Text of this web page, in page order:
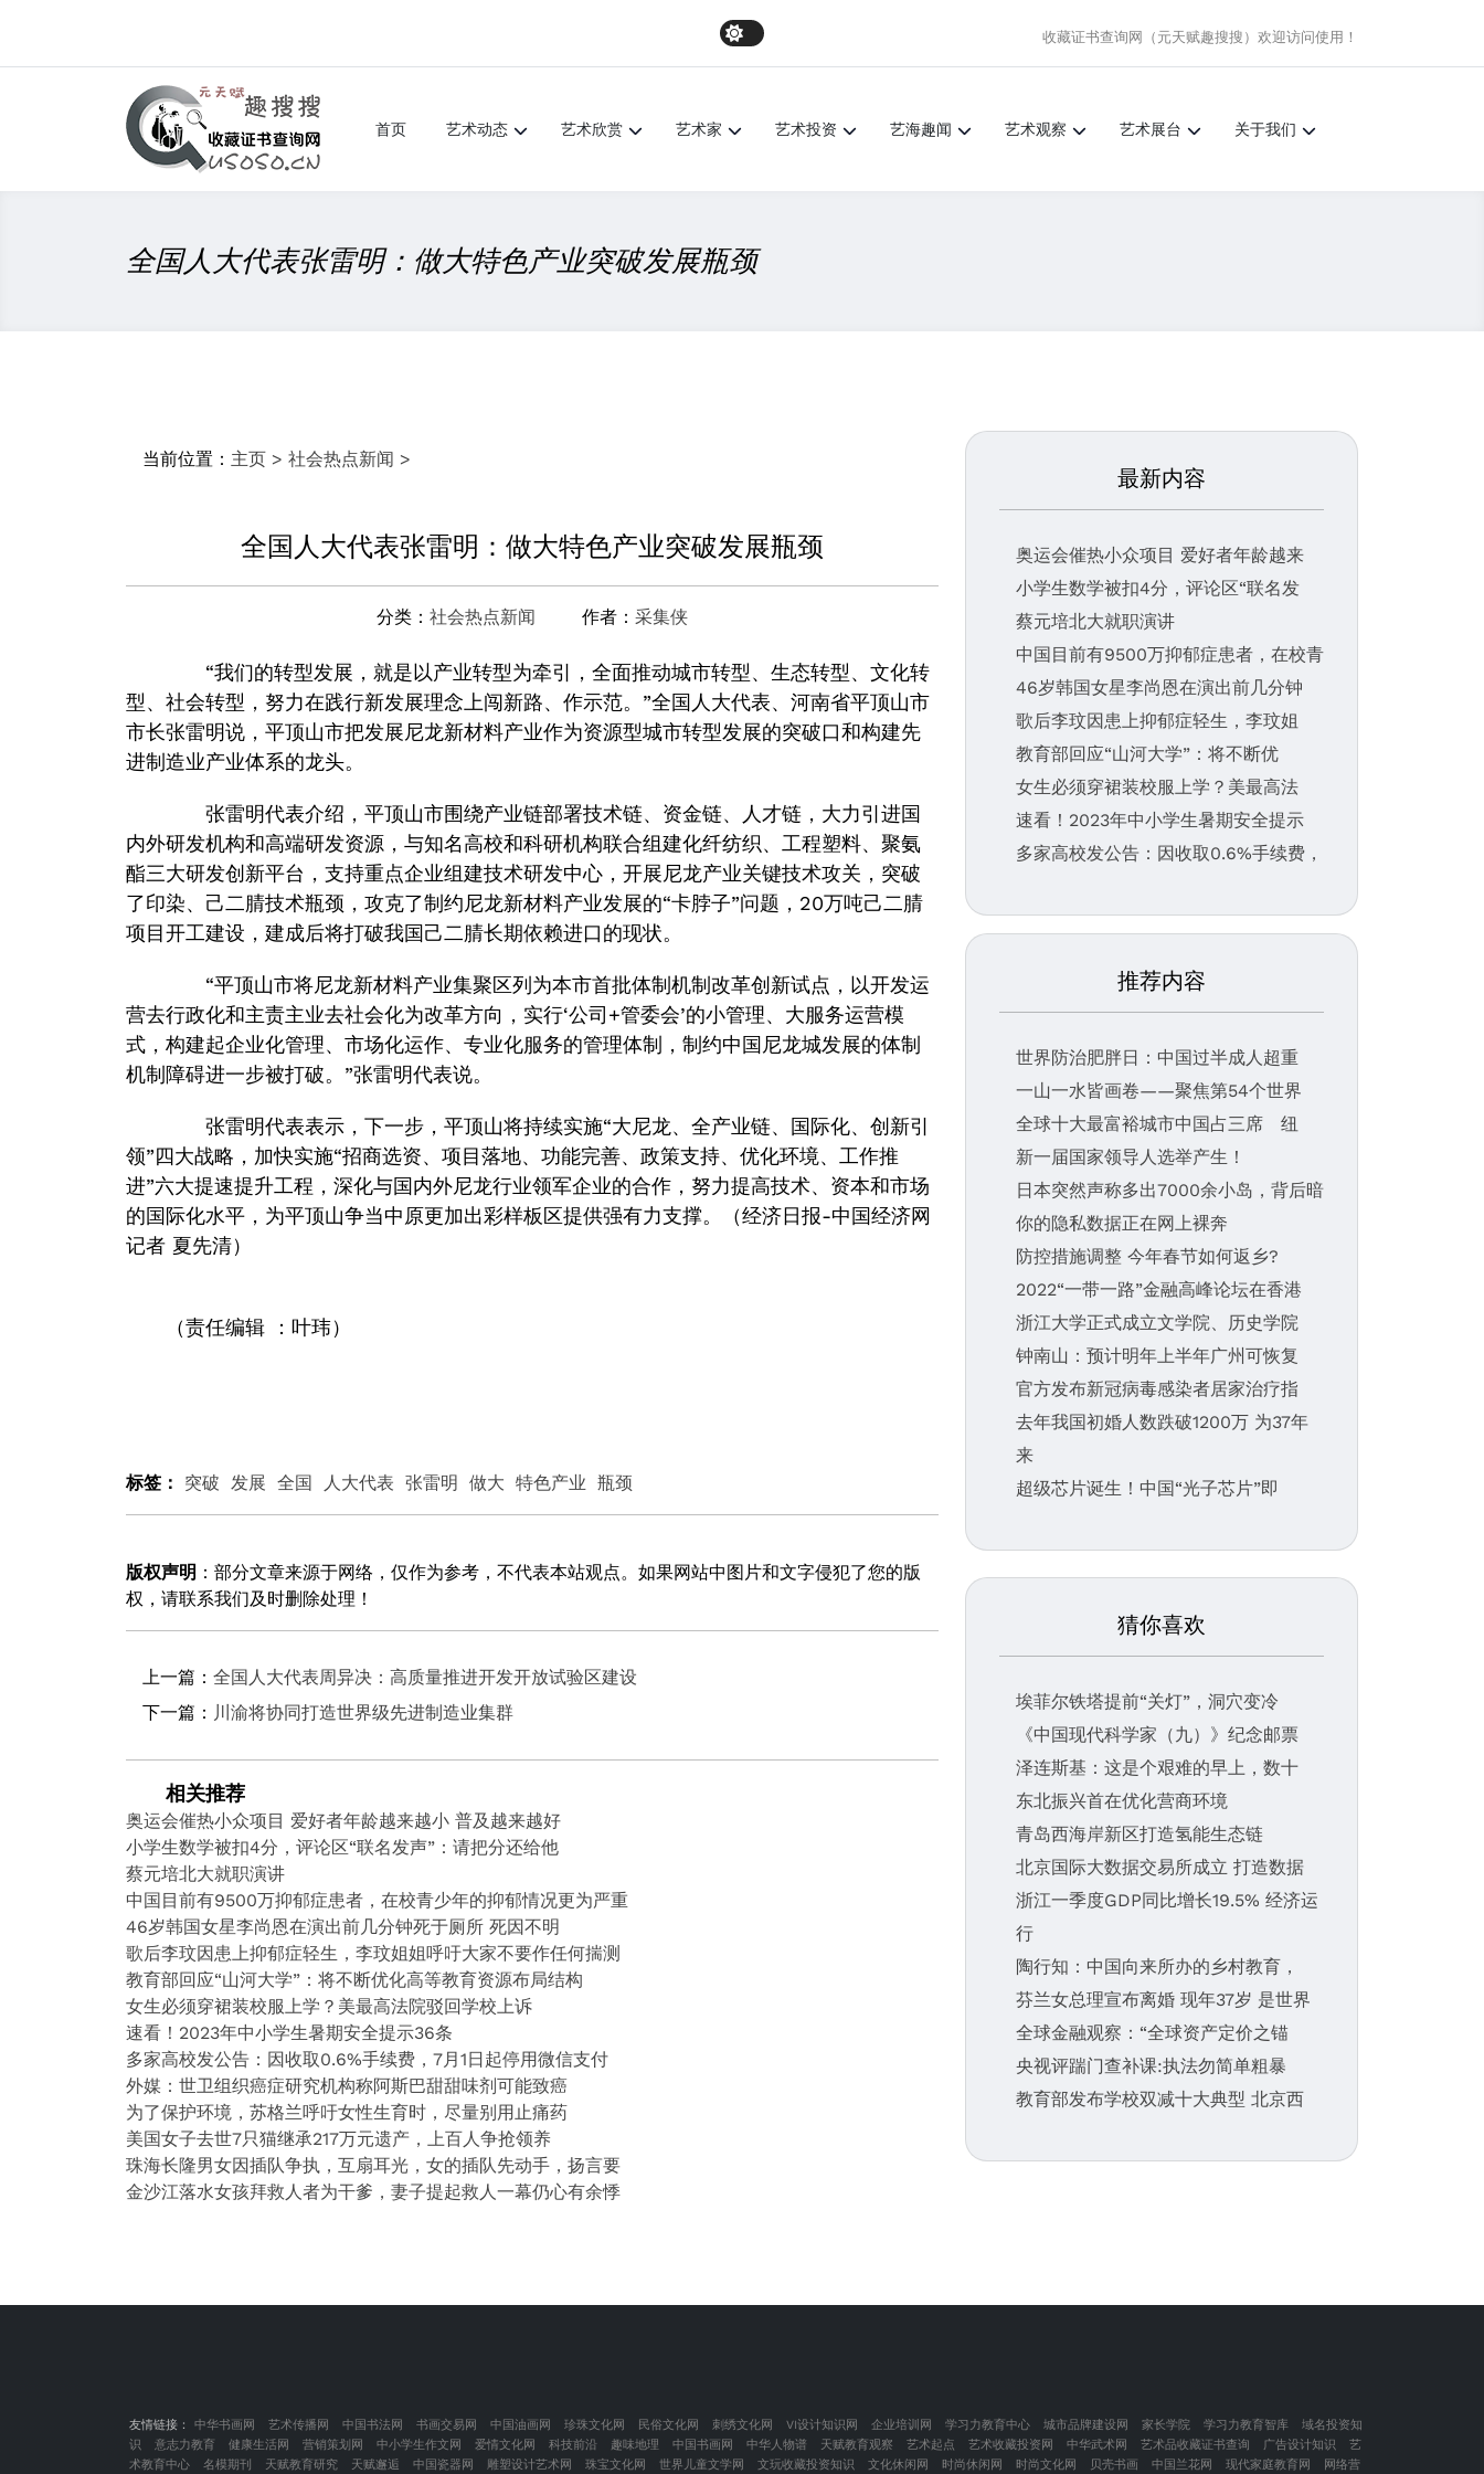
收藏证书查询网（元天赋趣搜搜） 欢迎访问使用！
首页 艺术动态 艺术欣赏 艺术家 艺术投资 艺海趣闻 艺术观察 艺术展台 关于我们
全国人大代表张雷明：做大特色产业突破发展瓶颈
当前位置： 主页 > 社会热点新闻 >
全国人大代表张雷明：做大特色产业突破发展瓶颈
分类： 社会热点新闻 作者： 采集侠
“我们的转型发展，就是以产业转型为牵引，全面推动城市转型、生态转型、文化转
型、社会转型，努力在践行新发展理念上闯新路、作示范。”全国人大代表、河南省平顶山市
市长张雷明说，平顶山市把发展尼龙新材料产业作为资源型城市转型发展的突破口和构建先
进制造业产业体系的龙头。
张雷明代表介绍，平顶山市围绕产业链部署技术链、资金链、人才链，大力引进国
内外研发机构和高端研发资源，与知名高校和科研机构联合组建化纤纺织、工程塑料、聚氨
酯三大研发创新平台，支持重点企业组建技术研发中心，开展尼龙产业关键技术攻关，突破
了印染、己二腈技术瓶颈，攻克了制约尼龙新材料产业发展的“卡脖子”问题，20万吨己二腈
项目开工建设，建成后将打破我国己二腈长期依赖进口的现状。
“平顶山市将尼龙新材料产业集聚区列为本市首批体制机制改革创新试点，以开发运
营去行政化和主责主业去社会化为改革方向，实行‘公司+管委会’的小管理、大服务运营模
式，构建起企业化管理、市场化运作、专业化服务的管理体制，制约中国尼龙城发展的体制
机制障碍进一步被打破。”张雷明代表说。
张雷明代表表示，下一步，平顶山将持续实施“大尼龙、全产业链、国际化、创新引
领”四大战略，加快实施“招商选资、项目落地、功能完善、政策支持、优化环境、工作推
进”六大提速提升工程，深化与国内外尼龙行业领军企业的合作，努力提高技术、资本和市场
的国际化水平，为平顶山争当中原更加出彩样板区提供强有力支撑。（经济日报-中国经济网
记者 夏先清）
（责任编辑 ：叶玮）
标签： 突破 发展 全国 人大代表 张雷明 做大 特色产业 瓶颈
版权声明 ：部分文章来源于网络，仅作为参考，不代表本站观点。如果网站中图片和文字侵犯了您的版
权，请联系我们及时删除处理！
上一篇： 全国人大代表周异决：高质量推进开发开放试验区建设
下一篇： 川渝将协同打造世界级先进制造业集群
相关推荐
奥运会催热小众项目 爱好者年龄越来越小 普及越来越好
小学生数学被扣4分，评论区“联名发声”：请把分还给他
蔡元培北大就职演讲
中国目前有9500万抑郁症患者，在校青少年的抑郁情况更为严重
46岁韩国女星李尚恩在演出前几分钟死于厕所 死因不明
歌后李玟因患上抑郁症轻生，李玟姐姐呼吁大家不要作任何揣测
教育部回应“山河大学”：将不断优化高等教育资源布局结构
女生必须穿裙装校服上学？美最高法院驳回学校上诉
速看！2023年中小学生暑期安全提示36条
多家高校发公告：因收取0.6%手续费，7月1日起停用微信支付
外媒：世卫组织癌症研究机构称阿斯巴甜甜味剂可能致癌
为了保护环境，苏格兰呼吁女性生育时，尽量别用止痛药
美国女子去世7只猫继承217万元遗产，上百人争抢领养
珠海长隆男女因插队争执，互扇耳光，女的插队先动手，扬言要
金沙江落水女孩拜救人者为干爹，妻子提起救人一幕仍心有余悸
最新内容
奥运会催热小众项目 爱好者年龄越来
小学生数学被扣4分，评论区“联名发
蔡元培北大就职演讲
中国目前有9500万抑郁症患者，在校青
46岁韩国女星李尚恩在演出前几分钟
歌后李玟因患上抑郁症轻生，李玟姐
教育部回应“山河大学”：将不断优
女生必须穿裙装校服上学？美最高法
速看！2023年中小学生暑期安全提示
多家高校发公告：因收取0.6%手续费，
推荐内容
世界防治肥胖日：中国过半成人超重
一山一水皆画卷——聚焦第54个世界
全球十大最富裕城市中国占三席 纽
新一届国家领导人选举产生！
日本突然声称多出7000余小岛，背后暗
你的隐私数据正在网上裸奔
防控措施调整 今年春节如何返乡?
2022“一带一路”金融高峰论坛在香港
浙江大学正式成立文学院、历史学院
钟南山：预计明年上半年广州可恢复
官方发布新冠病毒感染者居家治疗指
去年我国初婚人数跌破1200万 为37年
来
超级芯片诞生！中国“光子芯片”即
猜你喜欢
埃菲尔铁塔提前“关灯”，洞穴变冷
《中国现代科学家（九）》纪念邮票
泽连斯基：这是个艰难的早上，数十
东北振兴首在优化营商环境
青岛西海岸新区打造氢能生态链
北京国际大数据交易所成立 打造数据
浙江一季度GDP同比增长19.5% 经济运
行
陶行知：中国向来所办的乡村教育，
芬兰女总理宣布离婚 现年37岁 是世界
全球金融观察：“全球资产定价之锚
央视评踹门查补课:执法勿简单粗暴
教育部发布学校双减十大典型 北京西
友情链接： 中华书画网 艺术传播网 中国书法网 书画交易网 中国油画网 珍珠文化网 民俗文化网 刺绣文化网 VI设计知识网 企业培训网 学习力教育中心 城市品牌建设网 家长学院 学习力教育智库
域名投资知
识
意志力教育 健康生活网 营销策划网 中小学生作文网 爱情文化网 科技前沿 趣味地理 中国书画网 中华人物谱 天赋教育观察 艺术起点 艺术收藏投资网 中华武术网 艺术品收藏证书查询 广告设计知识
艺
术教育中心
名模期刊 天赋教育研究 天赋邂逅 中国瓷器网 雕塑设计艺术网 珠宝文化网 世界儿童文学网 文玩收藏投资知识 文化休闲网 时尚休闲网 时尚文化网 贝壳书画 中国兰花网 现代家庭教育网 网络营